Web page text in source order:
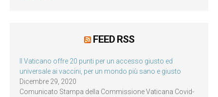
FEED RSS
Il Vaticano offre 20 punti per un accesso giusto ed
universale ai vaccini, per un mondo più sano e giusto
Dicembre 29, 2020
Comunicato Stampa della Commissione Vaticana Covid-